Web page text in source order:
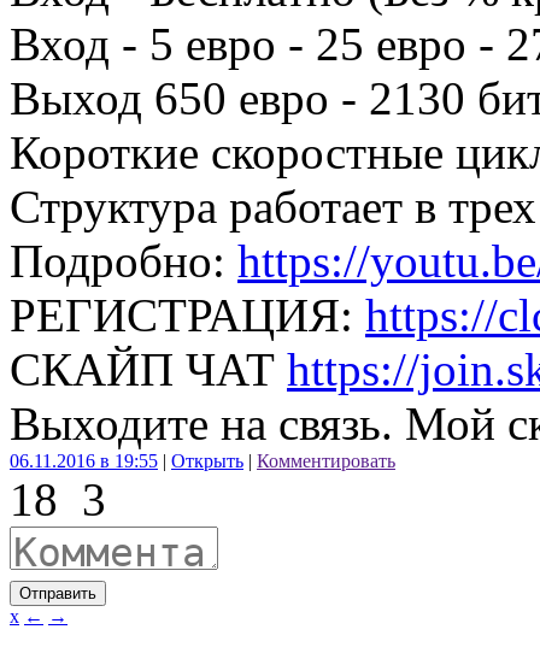
Вход - 5 евро - 25 евро -
Выход 650 евро - 2130
Короткие скоростные
Структура работает в
Подробно: https://
РЕГИСТРАЦИЯ: https://
СКАЙП ЧАТ https://
Выходите на связь. Мой
06.11.2016 в 19:55 | Открыть | Комментировать
18 3
Отправить
x ← →